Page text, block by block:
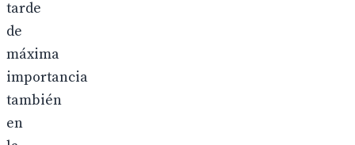
tarde
de
máxima
importancia
también
en